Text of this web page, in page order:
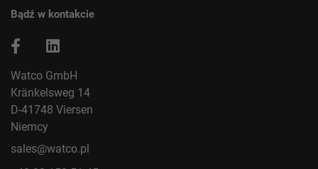
Bądź w kontakcie
Watco GmbH
Kränkelsweg 14
D-41748 Viersen
Niemcy
sales@watco.pl